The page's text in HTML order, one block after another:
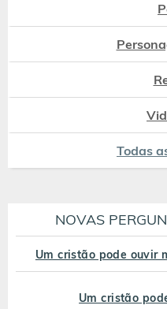
Todas
NOVAS
Um cristão pode ouvir
Um cristão